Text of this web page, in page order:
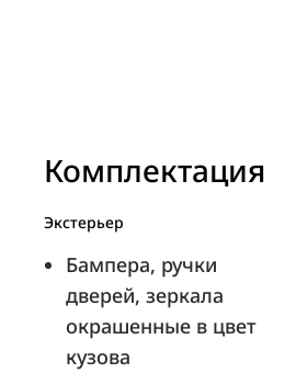
Комплектация
Экстерьер
Бампера, ручки
дверей, зеркала
окрашенные в цвет
кузова